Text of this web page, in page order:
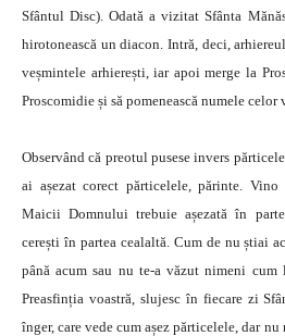
Sfântul Disc). Odată a vizitat Sfânta
hirotonească un diacon. Intră, deci,
veșmintele arhierești, iar apoi merge la
Proscomidie și să pomenească numele
Observând că preotul pusese invers
ai așezat corect părticelele, părinte.
Maicii Domnului trebuie așezată în
cerești în partea cealaltă. Cum de nu știai
până acum sau nu te-a văzut nimeni cum
Preasfinția voastră, slujesc în fiecare zi
înger, care vede cum așez părticelele, dar